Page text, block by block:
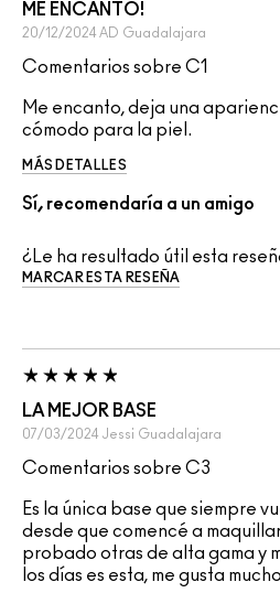
ME ENCANTO!
20/12/2024 AD Guadalajara
Comentarios sobre C1
Me encanto, deja una
cómodo para la piel.
MÁS DETALLES
Sí, recomendaría a un amigo
¿Le ha resultado útil esta
MARCAR ESTA RESEÑA
LA MEJOR BASE
07/03/2024 Jessi Guadalajara
Comentarios sobre C3
Es la única base que siempre
desde que comencé a
probado otras de alta gama y
los días es esta, me gusta